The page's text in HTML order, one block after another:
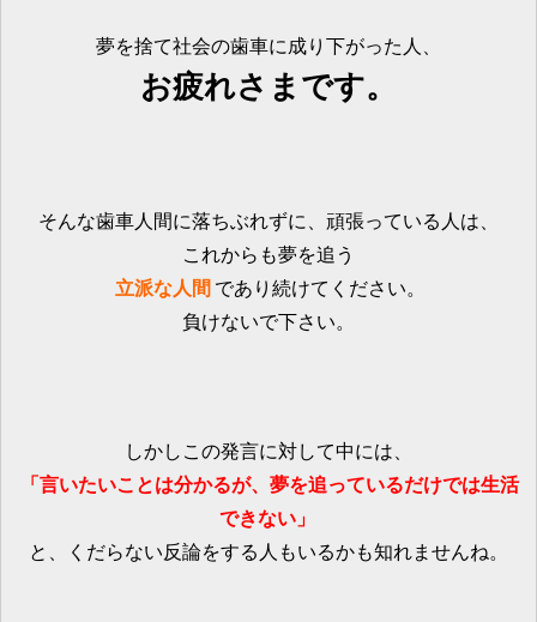
夢を捨て社会の歯車に成り下がった人、
お疲れさまです。
そんな歯車人間に落ちぶれずに、頑張っている人は、
これからも夢を追う
立派な人間 であり続けてください。
負けないで下さい。
しかしこの発言に対して中には、
「言いたいことは分かるが、夢を追っているだけでは生活
できない」
と、くだらない反論をする人もいるかも知れませんね。